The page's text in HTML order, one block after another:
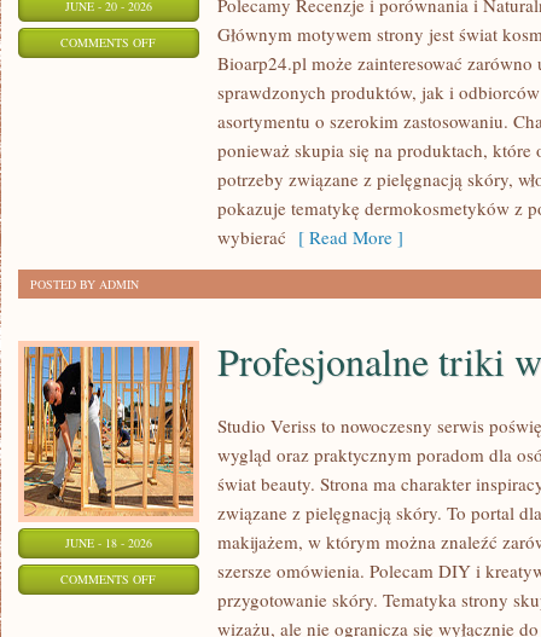
JUNE - 20 - 2026
COMMENTS OFFON
KOSMETYKI
Polecamy Recenzje i porównania i
Głównym motywem strony jest świat
Bioarp24.pl może zainteresować
sprawdzonych produktów, jak i
asortymentu o szerokim zastosowaniu.
ponieważ skupia się na produktach, które
potrzeby związane z pielęgnacją skóry,
pokazuje tematykę dermokosmetyków z
wybierać [ Read More ]
POSTED BY ADMIN
JUNE - 18 - 2026
COMMENTS OFFON
PROFESJONALNE
Profesjonalne triki
Studio Veriss to nowoczesny serwis
wygląd oraz praktycznym poradom dla
świat beauty. Strona ma charakter
związane z pielęgnacją skóry. To portal
makijażem, w którym można znaleźć
szersze omówienia. Polecam DIY i
przygotowanie skóry. Tematyka strony
wizażu, ale nie ogranicza się wyłącznie